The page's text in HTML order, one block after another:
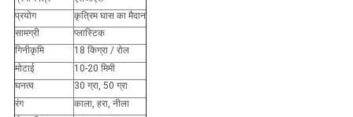
प्रयोग
कृत्रिम घास का मैदान
सामग्री
प्लास्टिक
गिनीकृमि
18 किग्रा / रोल
मोटाई
10-20 मिमी
घनत्व
30 ग्रा, 50 ग्रा
रंग
काला, हरा, नीला